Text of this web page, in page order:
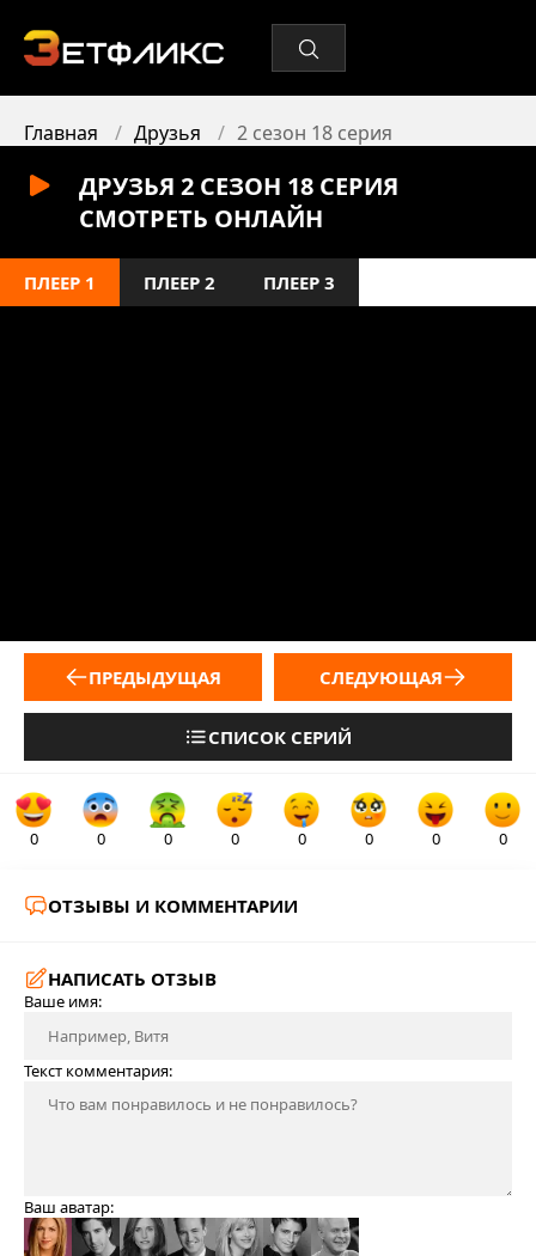
Главная Друзья 2 сезон 18 серия
ДРУЗЬЯ 2 СЕЗОН 18 СЕРИЯ
СМОТРЕТЬ ОНЛАЙН
ПЛЕЕР 1 ПЛЕЕР 2 ПЛЕЕР 3
ПРЕДЫДУЩАЯ
СПИСОК СЕРИЙ
СЛЕДУЮЩАЯ
0 0 0 0 0 0 0 0
ОТЗЫВЫ И КОММЕНТАРИИ
НАПИСАТЬ ОТЗЫВ
Ваше имя:
Текст комментария:
Ваш аватар: